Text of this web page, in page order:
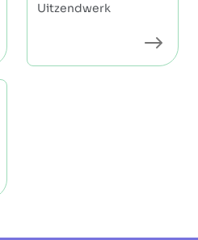
Uitzendwerk